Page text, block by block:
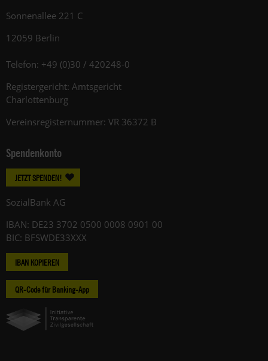
Sonnenallee 221 C
12059 Berlin
Telefon: +49 (0)30 / 420248-0
Registergericht: Amtsgericht
Charlottenburg
Vereinsregisternummer: VR 36372 B
Spendenkonto
JETZT SPENDEN!
SozialBank AG
IBAN: DE23 3702 0500 0008 0901 00
BIC: BFSWDE33XXX
IBAN KOPIEREN
QR-Code für Banking-App